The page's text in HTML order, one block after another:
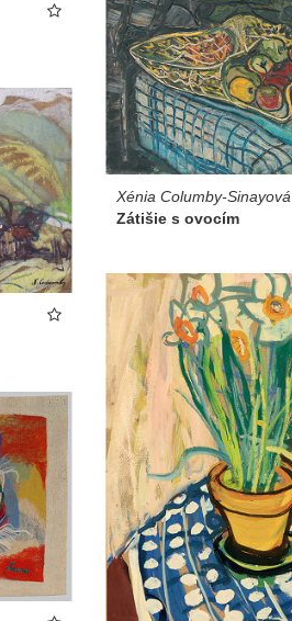
Xénia Columby-Sinayová
Zátišie s ovocím